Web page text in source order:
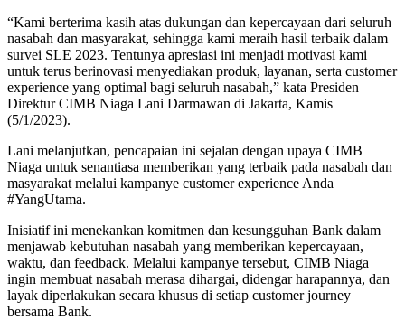
“Kami berterima kasih atas dukungan dan kepercayaan dari seluruh
nasabah dan masyarakat, sehingga kami meraih hasil terbaik dalam
survei SLE 2023. Tentunya apresiasi ini menjadi motivasi kami
untuk terus berinovasi menyediakan produk, layanan, serta customer
experience yang optimal bagi seluruh nasabah,” kata Presiden
Direktur CIMB Niaga Lani Darmawan di Jakarta, Kamis
(5/1/2023).
Lani melanjutkan, pencapaian ini sejalan dengan upaya CIMB
Niaga untuk senantiasa memberikan yang terbaik pada nasabah dan
masyarakat melalui kampanye customer experience Anda
#YangUtama.
Inisiatif ini menekankan komitmen dan kesungguhan Bank dalam
menjawab kebutuhan nasabah yang memberikan kepercayaan,
waktu, dan feedback. Melalui kampanye tersebut, CIMB Niaga
ingin membuat nasabah merasa dihargai, didengar harapannya, dan
layak diperlakukan secara khusus di setiap customer journey
bersama Bank.